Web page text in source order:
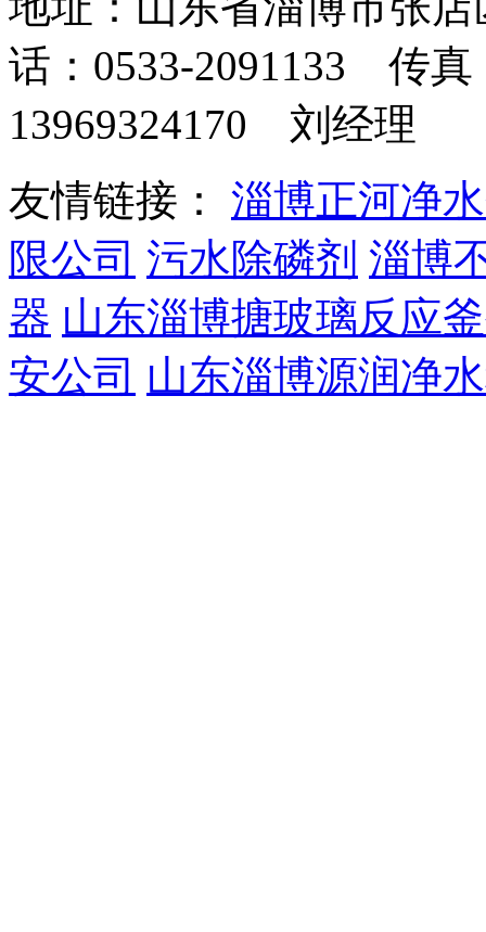
话：0533-2091133 传
13969324170 刘经理
友情链接： 淄博正河净
限公司 污水除磷剂 淄博
器 山东淄博搪玻璃反应
安公司 山东淄博源润净